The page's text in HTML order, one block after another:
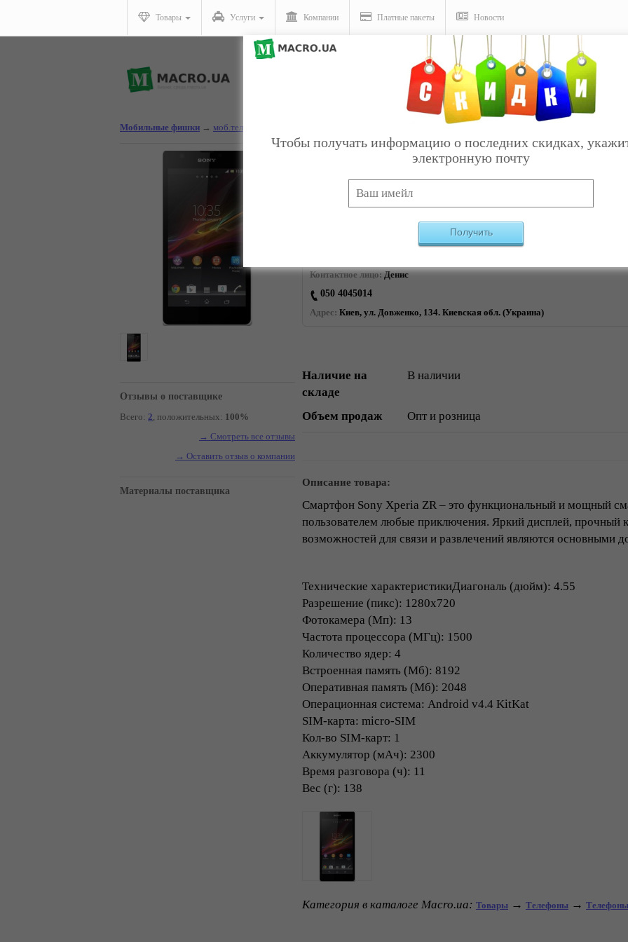
Товары Услуги Компании Платные пакеты Новости
Мобильные фишки → моб.тел.
Отзывы о поставщике
Всего: 2, положительных: 100%
→ Смотреть все отзывы
→ Оставить отзыв о компании
Материалы поставщика
Sony Xperia ZR, Киев
5000грн.
Контактное лицо:Денис
050 4045014
Адрес: Киев, ул. Довженко, 134. Киевская обл. (Украина)
Наличие на
складе
В наличии
Объем продаж Опт и розница
Описание товара:
Смартфон Sony Xperia ZR – это функциональный и мощный
пользователем любые приключения. Яркий дисплей, прочный
возможностей для связи и развлечений являются основными
Технические характеристикиДиагональ (дюйм): 4.55
Разрешение (пикс): 1280x720
Фотокамера (Мп): 13
Частота процессора (МГц): 1500
Количество ядер: 4
Встроенная память (Мб): 8192
Оперативная память (Мб): 2048
Операционная система: Android v4.4 KitKat
SIM-карта: micro-SIM
Кол-во SIM-карт: 1
Аккумулятор (мАч): 2300
Время разговора (ч): 11
Вес (г): 138
Категория в каталоге Macro.ua: Товары → Телефоны → Телефоны
Чтобы получать информацию о последних скидках,
электронную почту
Получить